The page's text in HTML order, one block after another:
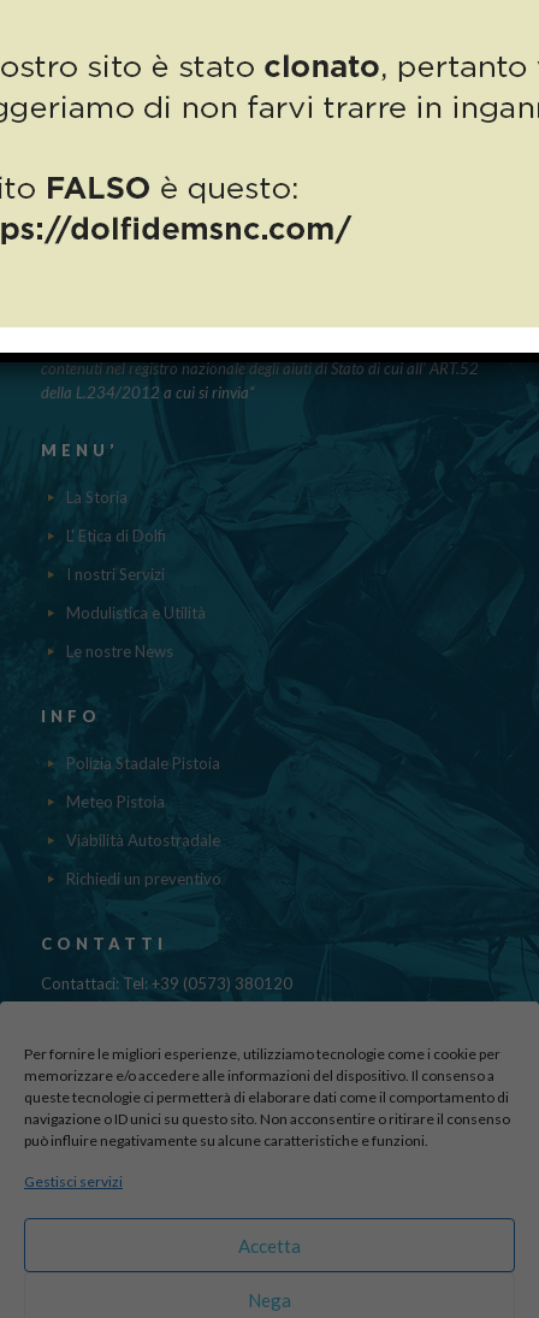
Per fornire le migliori esperienze, utilizziamo tecnologie come i cookie per
memorizzare e/o accedere alle informazioni del dispositivo. Il consenso a
queste tecnologie ci permetterà di elaborare dati come il comportamento di
navigazione o ID unici su questo sito. Non acconsentire o ritirare il consenso
può influire negativamente su alcune caratteristiche e funzioni.
Gestisci servizi
Accetta
Nega
contenuti nel registro nazionale degli aiuti di Stato di cui all’ ART.52
della L.234/2012 a cui si rinvia“
MENU’
La Storia
L' Etica di Dolfi
I nostri Servizi
Modulistica e Utilità
Le nostre News
INFO
Polizia Stadale Pistoia
Meteo Pistoia
Viabilità Autostradale
Richiedi un preventivo
CONTATTI
Contattaci: Tel: +39 (0573) 380120
Fax: 39 (0573) 985420
Via di Canapale, 10
51100 PISTOIA
Find us here:
sito realizzato da